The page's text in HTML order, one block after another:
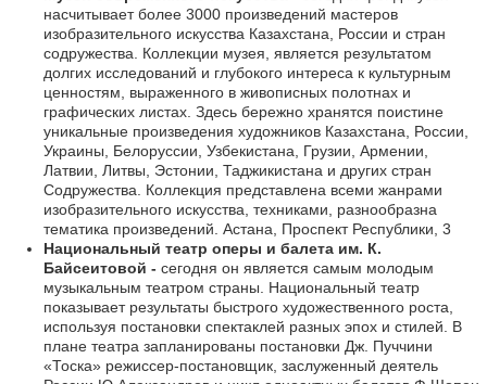
насчитывает более 3000 произведений мастеров
изобразительного искусства Казахстана, России и стран
содружества. Коллекции музея, является результатом
долгих исследований и глубокого интереса к культурным
ценностям, выраженного в живописных полотнах и
графических листах. Здесь бережно хранятся поистине
уникальные произведения художников Казахстана, России,
Украины, Белоруссии, Узбекистана, Грузии, Армении,
Латвии, Литвы, Эстонии, Таджикистана и других стран
Содружества. Коллекция представлена всеми жанрами
изобразительного искусства, техниками, разнообразна
тематика произведений. Астана, Проспект Республики, 3
Национальный театр оперы и балета им. К.
Байсеитовой - сегодня он является самым молодым
музыкальным театром страны. Национальный театр
показывает результаты быстрого художественного роста,
используя постановки спектаклей разных эпох и стилей. В
плане театра запланированы постановки Дж. Пуччини
«Тоска» режиссер-постановщик, заслуженный деятель